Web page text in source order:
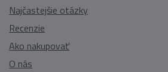
Najčastejšie otázky
Recenzie
Ako nakupovať
O nás